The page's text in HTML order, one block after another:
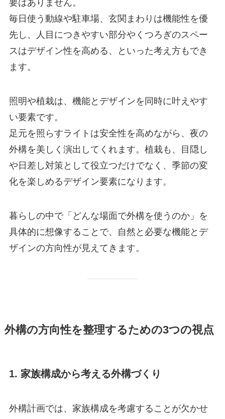
要はありません。
毎日使う動線や駐車場、玄関まわりは機能性を優
先し、人目につきやすい部分やくつろぎのスペー
スはデザイン性を高める、といった考え方もでき
ます。
照明や植栽は、機能とデザインを同時に叶えやす
い要素です。
足元を照らすライトは安全性を高めながら、夜の
外構を美しく演出してくれます。植栽も、目隠し
や日差し対策として役立つだけでなく、季節の変
化を楽しめるデザイン要素になります。
暮らしの中で「どんな場面で外構を使うのか」を
具体的に想像することで、自然と必要な機能とデ
ザインの方向性が見えてきます。
外構の方向性を整理するための3つの視点
1. 家族構成から考える外構づくり
外構計画では、家族構成を考慮することが欠かせ